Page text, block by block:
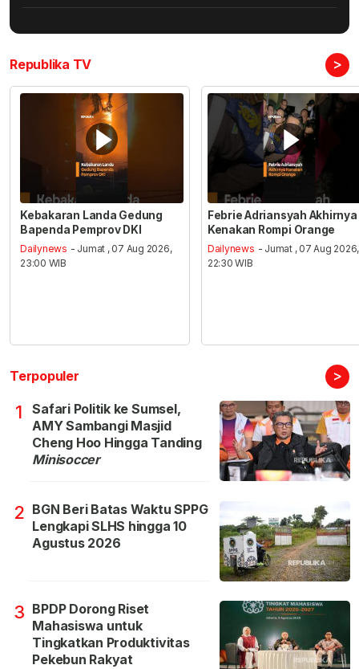
Republika TV >
Kebakaran Landa Gedung
Bapenda Pemprov DKI
Dailynews - Jumat , 07 Aug 2026,
23:00 WIB
Febrie Adriansyah Akhirnya
Kenakan Rompi Orange
Dailynews - Jumat , 07 Aug 2026,
22:30 WIB
Terpopuler >
1
Safari Politik ke Sumsel,
AMY Sambangi Masjid
Cheng Hoo Hingga Tanding
Minisoccer
2 BGN Beri Batas Waktu SPPG
Lengkapi SLHS hingga 10
Agustus 2026
3 BPDP Dorong Riset
Mahasiswa untuk
Tingkatkan Produktivitas
Pekebun Rakyat